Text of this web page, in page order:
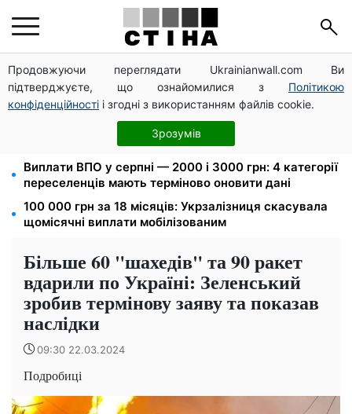
Продовжуючи переглядати Ukrainianwall.com Ви
підтверджуєте, що ознайомилися з Політикою
конфіденційності і згодні з використанням файлів cookie.
Зрозумів
Федоров звільнений і без бронювання: Камельчук
пропонує ексміністру мобілізацію на загальних
умовах
Нічний тариф на світло 2,16 грн/кВт-г: економія до
540 грн на місяць з вересня
Виплати ВПО у серпні — 2000 і 3000 грн: 4 категорії
переселенців мають терміново оновити дані
100 000 грн за 18 місяців: Укрзалізниця скасувала
щомісячні виплати мобілізованим
Більше 60 "шахедів" та 90 ракет
вдарили по Україні: Зеленський
зробив термінову заяву та показав
наслідки
09:30 22.03.2024
Подробиці